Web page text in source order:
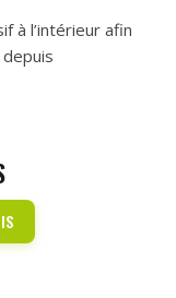
à l’intérieur afin